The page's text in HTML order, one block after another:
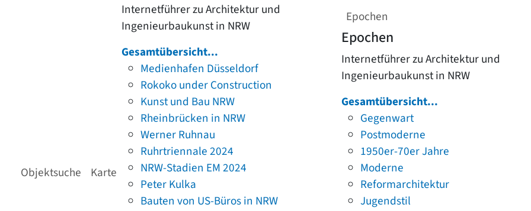
Objektsuche Karte
Internetführer zu Architektur und
Ingenieurbaukunst in NRW
Gesamtübersicht...
Medienhafen Düsseldorf
Rokoko under Construction
Kunst und Bau NRW
Rheinbrücken in NRW
Werner Ruhnau
Ruhrtriennale 2024
NRW-Stadien EM 2024
Peter Kulka
Bauten von US-Büros in NRW
Epochen
Epochen
Internetführer zu Architektur und
Ingenieurbaukunst in NRW
Gesamtübersicht...
Gegenwart
Postmoderne
1950er-70er Jahre
Moderne
Reformarchitektur
Jugendstil